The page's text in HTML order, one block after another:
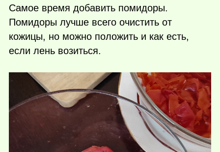
Самое время добавить помидоры.
Помидоры лучше всего очистить от
кожицы, но можно положить и как есть,
если лень возиться.